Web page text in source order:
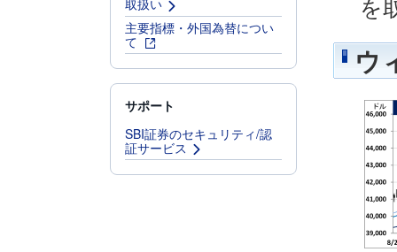
取扱い
主要指標・外国為替につい
て
サポート
SBI証券のセキュリティ/認
証サービス
を
ウ